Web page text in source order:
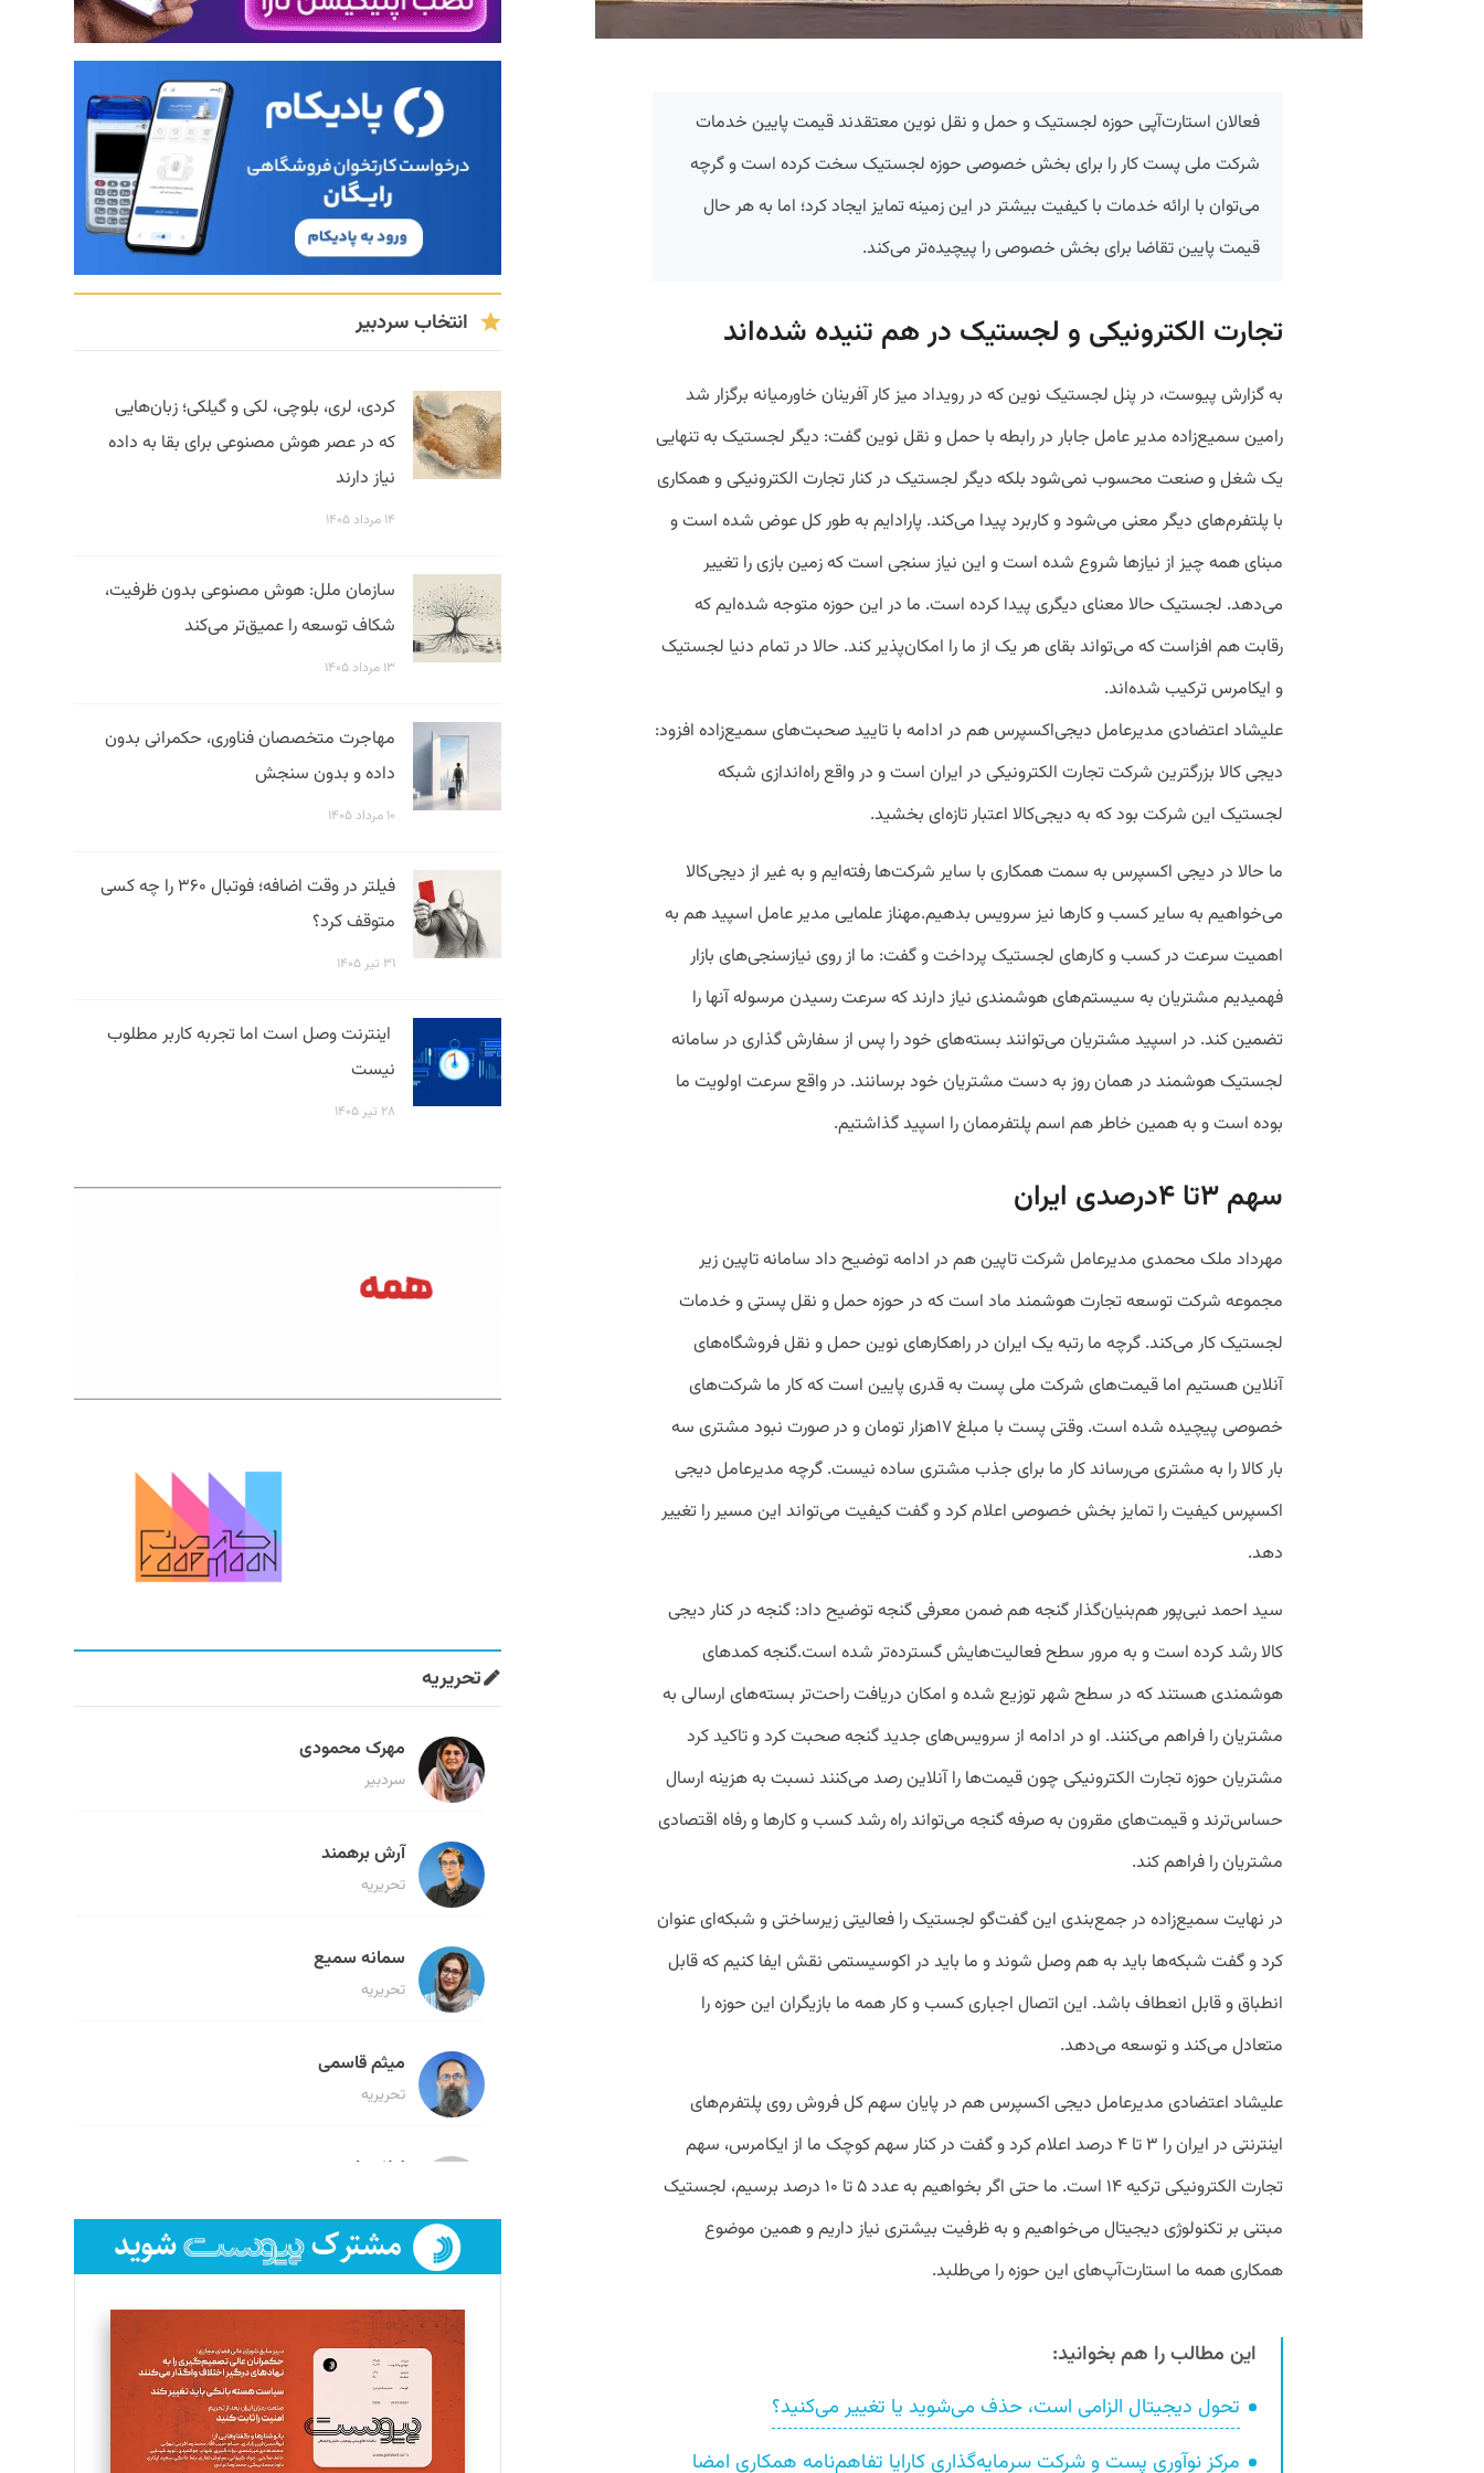
فعالان استارت‌آپی حوزه لجستیک و حمل و نقل نوین معتقدند قیمت پایین خدمات
شرکت ملی پست کار را برای بخش خصوصی حوزه لجستیک سخت کرده است و گرچه
می‌توان با ارائه خدمات با کیفیت بیشتر در این زمینه تمایز ایجاد کرد؛ اما به هر حال
قیمت پایین تقاضا برای بخش خصوصی را پیچیده‌تر می‌کند.
تجارت الکترونیکی و لجستیک در هم تنیده شده‌اند
به گزارش پیوست، در پنل لجستیک نوین که در رویداد میز کار آفرینان خاورمیانه برگزار شد
رامین سمیع‌زاده مدیر عامل جابار در رابطه با حمل و نقل نوین گفت: دیگر لجستیک به تنهایی
یک شغل و صنعت محسوب نمی‌شود بلکه دیگر لجستیک در کنار تجارت الکترونیکی و همکاری
با پلتفرم‌های دیگر معنی می‌شود و کاربرد پیدا می‌کند‌. پارادایم به طور کل عوض شده است و
مبنای همه چیز از نیازها شروع شده است و این نیاز سنجی است که زمین بازی را تغییر
می‌دهد. لجستیک حالا معنای دیگری پیدا کرده است. ما در این حوزه متوجه شده‌ایم که
رقابت‌ هم افزاست که می‌تواند بقای هر یک از ما را امکان‌پذیر کند. حالا در تمام دنیا لجستیک
و ایکامرس ترکیب شده‌اند.
علیشاد اعتضادی مدیرعامل دیجی‌اکسپرس هم در ادامه با تایید صحبت‌های سمیع‌زاده افزود:
دیجی کالا بزرگترین شرکت تجارت الکترونیکی در ایران است و در واقع راه‌اندازی شبکه
لجستیک این شرکت بود که به دیجی‌کالا اعتبار تازه‌ای بخشید‌‌.
ما حالا در دیجی اکسپرس به سمت همکاری با سایر شرکت‌ها رفته‌ایم و به غیر از دیجی‌کالا
می‌خواهیم به سایر کسب و کارها نیز سرویس بدهیم.مهناز علمایی مدیر عامل اسپید هم به
اهمیت سرعت در کسب و کارهای لجستیک پرداخت و گفت: ما از روی نیازسنجی‌های بازار
فهمیدیم مشتریان به سیستم‌های هوشمندی نیاز دارند که سرعت رسیدن مرسوله آنها را
تضمین کند. در اسپید مشتریان می‌توانند بسته‌های خود را پس از سفارش گذاری در سامانه
لجستیک هوشمند در همان روز به دست مشتریان خود برسانند. در واقع سرعت اولویت ما
بوده است و به همین خاطر هم اسم پلتفرممان را اسپید گذاشتیم.
سهم ۳تا ۴درصدی ایران
مهرداد ملک محمدی مدیرعامل شرکت تاپین هم در ادامه توضیح داد سامانه تاپین زیر
مجموعه شرکت توسعه تجارت هوشمند ماد است که در حوزه حمل و نقل پستی و خدمات
لجستیک کار می‌کند. گرچه ما رتبه یک ایران در راهکارهای نوین حمل و نقل فروشگاه‌های
آنلاین هستیم اما قیمت‌های شرکت ملی پست به قدری پایین است که کار ما شرکت‌های
خصوصی پیچیده شده است‌. وقتی پست با مبلغ ۱۷هزار تومان و در صورت نبود مشتری سه
بار کالا را به مشتری می‌رساند کار ما برای جذب مشتری ساده نیست. گرچه مدیرعامل دیجی
اکسپرس کیفیت را تمایز بخش خصوصی اعلام کرد و گفت کیفیت می‌تواند این مسیر را تغییر
دهد.
سید احمد نبی‌پور هم‌بنیان‌گذار گنجه هم ضمن معرفی گنجه توضیح داد: گنجه‌ در کنار دیجی
کالا رشد کرده است و به مرور سطح فعالیت‌هایش گسترده‌تر شده است.گنجه کمدهای
هوشمندی هستند که در سطح شهر توزیع شده‌ و امکان دریافت راحت‌تر بسته‌های ارسالی به
مشتریان را فراهم می‌کنند. او در ادامه از سرویس‌های جدید گنجه صحبت کرد و تاکید کرد
مشتریان حوزه تجارت الکترونیکی چون قیمت‌ها را آنلاین رصد می‌کنند نسبت به هزینه ارسال
حساس‌ترند و قیمت‌های مقرون به صرفه گنجه‌ می‌تواند راه رشد کسب و کارها و رفاه اقتصادی
مشتریان را فراهم کند.
در نهایت سمیع‌زاده در جمع‌بندی این گفت‌گو لجستیک را فعالیتی زیرساختی و شبکه‌ای عنوان
کرد و گفت شبکه‌ها باید به هم وصل شوند و ما باید در اکوسیستمی نقش ایفا کنیم که قابل
انطباق و قابل انعطاف باشد. این اتصال اجباری کسب و کار همه ما بازیگران این حوزه را
متعادل می‌کند و توسعه می‌دهد.
علیشاد اعتضادی مدیرعامل دیجی اکسپرس هم در پایان سهم کل فروش روی پلتفرم‌های
اینترنتی در ایران را ۳ تا ۴ درصد اعلام کرد و گفت در کنار سهم کوچک ما از ایکامرس، سهم
تجارت الکترونیکی ترکیه ۱۴ است. ما حتی اگر بخواهیم به عدد ۵ تا ۱۰ درصد برسیم، لجستیک
مبتنی بر تکنولوژی دیجیتال می‌خواهیم و به ظرفیت بیشتری نیاز داریم و همین موضوع
همکاری همه ما استارت‌آپ‌های این حوزه را می‌طلبد.
این مطالب را هم بخوانید:
تحول دیجیتال الزامی است، حذف می‌شوید یا تغییر می‌کنید؟
مرکز نوآوری پست و شرکت سرمایه‌گذاری کارایا تفاهم‌نامه همکاری امضا
انتخاب سردبیر
کردی، لری، بلوچی، لکی و گیلکی؛ زبان‌هایی
که در عصر هوش مصنوعی برای بقا به داده
نیاز دارند
۱۴ مرداد ۱۴۰۵
سازمان ملل: هوش مصنوعی بدون ظرفیت،
شکاف توسعه را عمیق‌تر می‌کند
۱۳ مرداد ۱۴۰۵
مهاجرت متخصصان فناوری، حکمرانی بدون
داده و بدون سنجش
۱۰ مرداد ۱۴۰۵
فیلتر در وقت اضافه؛ فوتبال ۳۶۰ را چه کسی
متوقف کرد؟
۳۱ تیر ۱۴۰۵
اینترنت وصل است اما تجربه کاربر مطلوب
نیست
۲۸ تیر ۱۴۰۵
تحریریه
مهرک محمودی
سردبیر
آرش برهمند
تحریریه
سمانه سمیع
تحریریه
میثم قاسمی
تحریریه
لیلا حنارود
فائزه فتحی رستمی
تحریریه
سروش کرمیان
تحریریه